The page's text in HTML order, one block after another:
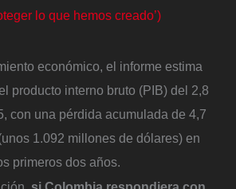
lo que hemos creado’)
económico, el informe estima
producto interno bruto (PIB) del 2,8
con una pérdida acumulada de 4,7
1.092 millones de dólares) en
primeros dos años.